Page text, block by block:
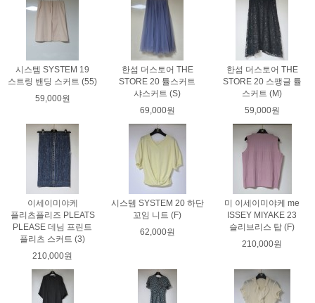
시스템 SYSTEM 19
스트링 밴딩 스커트 (55)
59,000원
한섬 더스토어 THE
STORE 20 튤스커트
샤스커트 (S)
69,000원
한섬 더스토어 THE
STORE 20 스팽글 튤
스커트 (M)
59,000원
이세이미야케
플리츠플리즈 PLEATS
PLEASE 데님 프린트
플리츠 스커트 (3)
210,000원
시스템 SYSTEM 20 하단
꼬임 니트 (F)
62,000원
미 이세이미야케 me
ISSEY MIYAKE 23
슬리브리스 탑 (F)
210,000원